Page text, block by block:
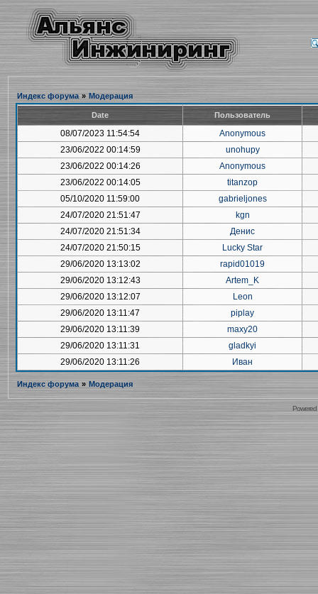
Индекс форума » Модерация
Date Пользователь
08/07/2023 11:54:54
Anonymous
23/06/2022 00:14:59
unohupy
23/06/2022 00:14:26
Anonymous
23/06/2022 00:14:05
titanzop
05/10/2020 11:59:00
gabrieljones
24/07/2020 21:51:47
kgn
24/07/2020 21:51:34
Денис
24/07/2020 21:50:15
Lucky Star
29/06/2020 13:13:02
rapid01019
29/06/2020 13:12:43
Artem_K
29/06/2020 13:12:07
Leon
29/06/2020 13:11:47
piplay
29/06/2020 13:11:39
maxy20
29/06/2020 13:11:31
gladkyi
29/06/2020 13:11:26
Иван
Индекс форума » Модерация